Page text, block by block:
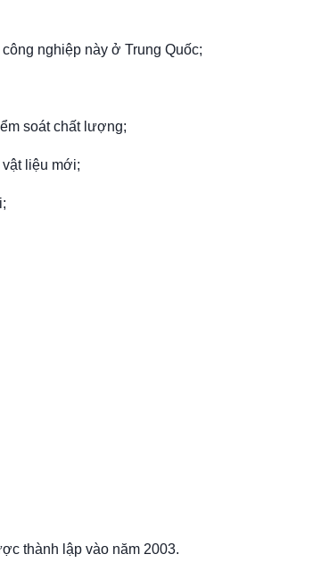
nghiệp này ở Trung Quốc;
soát chất lượng;
liệu mới;
thành lập vào năm 2003.